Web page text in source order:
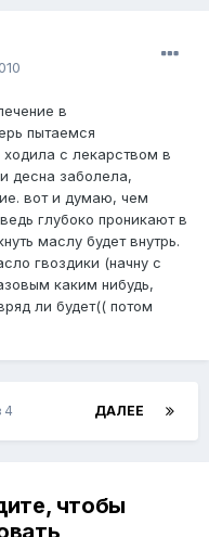
в
пытаемся
с лекарством в
десна заболела,
вот и думаю, чем
глубоко проникают в
маслу будет внутрь.
гвоздики (начну с
каким нибудь,
ли будет(( потом
ДАЛЕЕ
4
чтобы